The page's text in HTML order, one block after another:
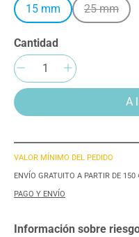
15 mm 25 mm
(Esta
Cantidad
Cantidad del
A
VALOR MÍNIMO DEL PEDIDO
ENVÍO GRATUITO A PARTIR DE 150
PAGO Y ENVÍO
Información sobre